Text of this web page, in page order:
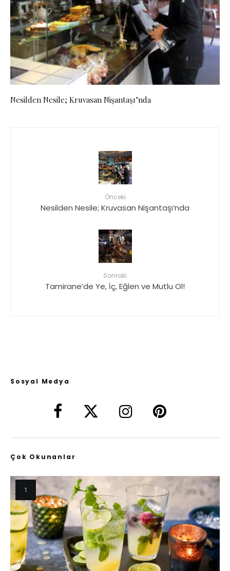
Nesilden Nesile; Kruvasan Nişantaşı’nda
Önceki
Nesilden Nesile; Kruvasan Nişantaşı’nda
Sonraki
Tamirane’de Ye, İç, Eğlen ve Mutlu Ol!
Sosyal Medya
Çok Okunanlar